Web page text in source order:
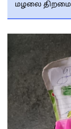
மழலை